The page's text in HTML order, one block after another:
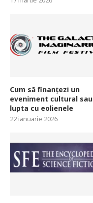
Cum să finanțezi un
eveniment cultural sau
lupta cu eolienele
22 ianuarie 2026